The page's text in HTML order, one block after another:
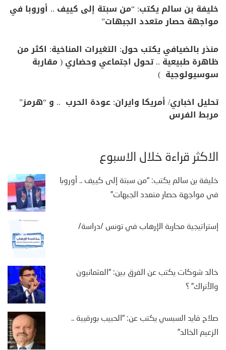
خليفة بن سالم يكتب: “من سبتة إلى كييف .. أوروبا في
مواجهة حصار متعدد الجبهات”
منذر بالضيافي يكتب حول: التغيرات المناخية: اكثر من
ظاهرة طبيعية .. تحول اجتماعي وحضاري ( مقاربة
سوسيولوجية )
تحليل اخباري/ أمريكا وايران: عودة الحرب .. و “هرمز”
مربط الفرس
الأكثر قراءة خلال الأسبوع
خليفة بن سالم يكتب: “من سبتة إلى كييف .. أوروبا
في مواجهة حصار متعدد الجبهات”
إستراتيجية محاربة الإرهاب في تونس /دراسة/
خالد شوكات يكتب عن الفرق بين: “العثمانيون
والأتراك” ؟
صلاح قايد السبسي يكتب عن: “الحبيب بورقيبة ..
الزعيم الخالد”